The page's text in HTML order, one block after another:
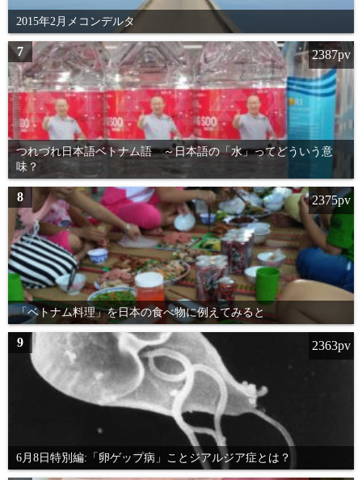
2015年2月メコンデルタ
7
つれづれ日本語ベトナム語 ～日本語の「水」ってどういう意
味？
2387pv
8
「ベトナム料理」を日本の食べ物に例えてみると
2375pv
9
6月8日特別編:「卵ゲップ病」ことジアルジア症とは？
2363pv